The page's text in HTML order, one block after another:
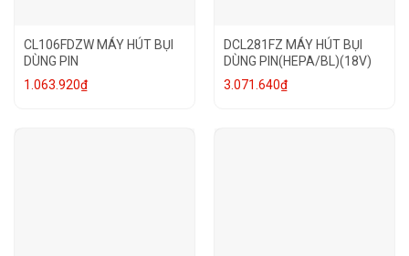
CL106FDZW MÁY HÚT BỤI
DÙNG PIN
1.063.920₫
DCL281FZ MÁY HÚT BỤI
DÙNG PIN(HEPA/BL)(18V)
3.071.640₫